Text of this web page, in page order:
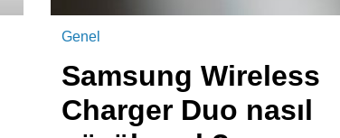
Genel
Samsung Wireless
Charger Duo nasıl